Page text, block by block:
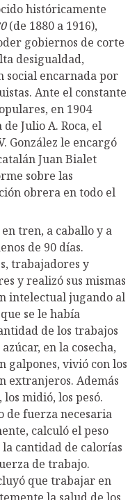
históricamente
(de 1880 a 1916),
gobiernos de corte
desigualdad,
encarnada por
Ante el constante
en 1904
Julio A. Roca, el
González le encargó
Juan Bialet
sobre las
obrera en todo el
tren, a caballo y a
de 90 días.
trabajadores y
y realizó sus mismas
intelectual jugando al
se le había
de los trabajos
en la cosecha,
galpones, vivió con los
extranjeros. Además
midió, los pesó.
de fuerza necesaria
calculó el peso
cantidad de calorías
de trabajo.
que trabajar en